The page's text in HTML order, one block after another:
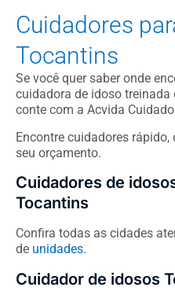
Cuidadores
Tocantins
Se você quer saber onde
cuidadora de idoso
conte com a Acvida
Encontre cuidadores
seu orçamento.
Cuidadores de
Tocantins
Confira todas as cidades
de unidades.
Cuidador de idosos